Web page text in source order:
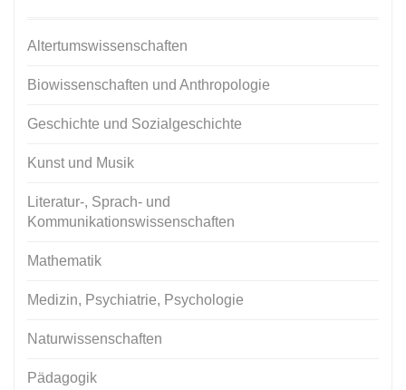
Altertumswissenschaften
Biowissenschaften und Anthropologie
Geschichte und Sozialgeschichte
Kunst und Musik
Literatur-, Sprach- und
Kommunikationswissenschaften
Mathematik
Medizin, Psychiatrie, Psychologie
Naturwissenschaften
Pädagogik